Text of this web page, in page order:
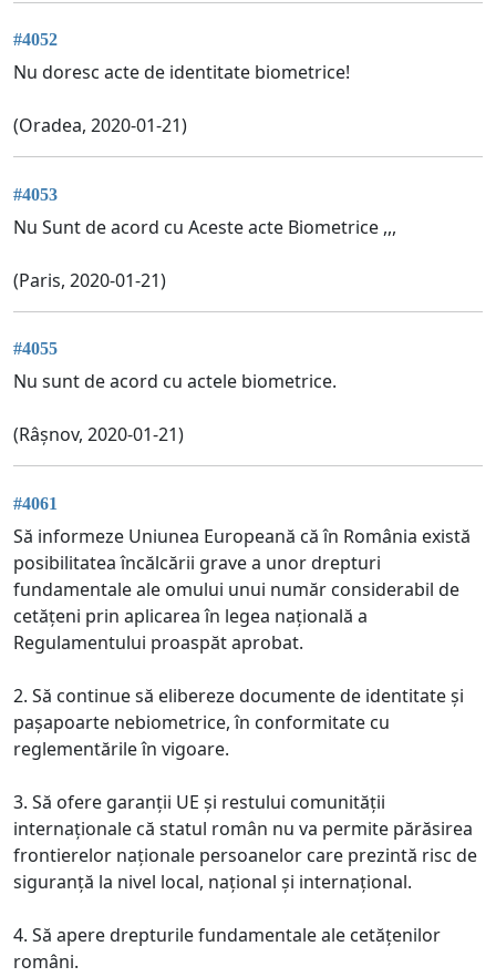
#4052
Nu doresc acte de identitate biometrice!
(Oradea, 2020-01-21)
#4053
Nu Sunt de acord cu Aceste acte Biometrice ,,,
(Paris, 2020-01-21)
#4055
Nu sunt de acord cu actele biometrice.
(Râșnov, 2020-01-21)
#4061
Să informeze Uniunea Europeană că în România există
posibilitatea încălcării grave a unor drepturi
fundamentale ale omului unui număr considerabil de
cetățeni prin aplicarea în legea națională a
Regulamentului proaspăt aprobat.
2. Să continue să elibereze documente de identitate și
pașapoarte nebiometrice, în conformitate cu
reglementările în vigoare.
3. Să ofere garanții UE și restului comunității
internaționale că statul român nu va permite părăsirea
frontierelor naționale persoanelor care prezintă risc de
siguranță la nivel local, național și internațional.
4. Să apere drepturile fundamentale ale cetățenilor
români.